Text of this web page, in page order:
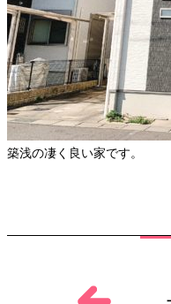
築浅の凄く良い家です。